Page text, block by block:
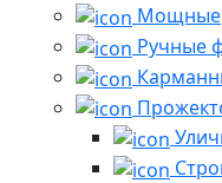
Мощные
Ручные